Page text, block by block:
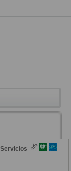
Servicios